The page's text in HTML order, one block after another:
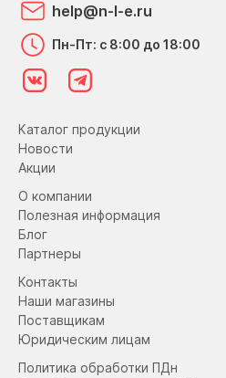
Каталог продукции
Новости
Акции
О компании
Полезная информация
Блог
Партнеры
Контакты
Наши магазины
Поставщикам
Юридическим лицам
Политика обработки ПДн
help@n-l-e.ru
Пн-Пт: с 8:00 до 18:00